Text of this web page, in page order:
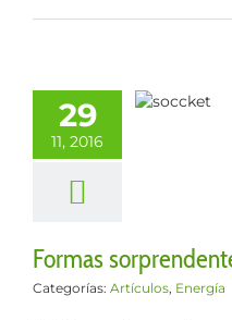
29
11, 2016
de
energía
Energía
Formas
Categorías: Artículos, Energía